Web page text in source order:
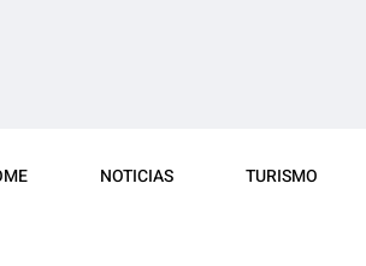
NOTICIAS TURISMO